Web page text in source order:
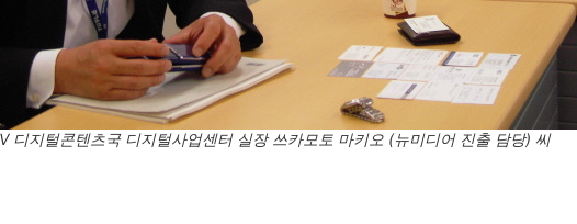
디지털콘텐츠국 디지털사업센터 실장 쓰카모토 마키오 (뉴미디어 진출 담당) 씨